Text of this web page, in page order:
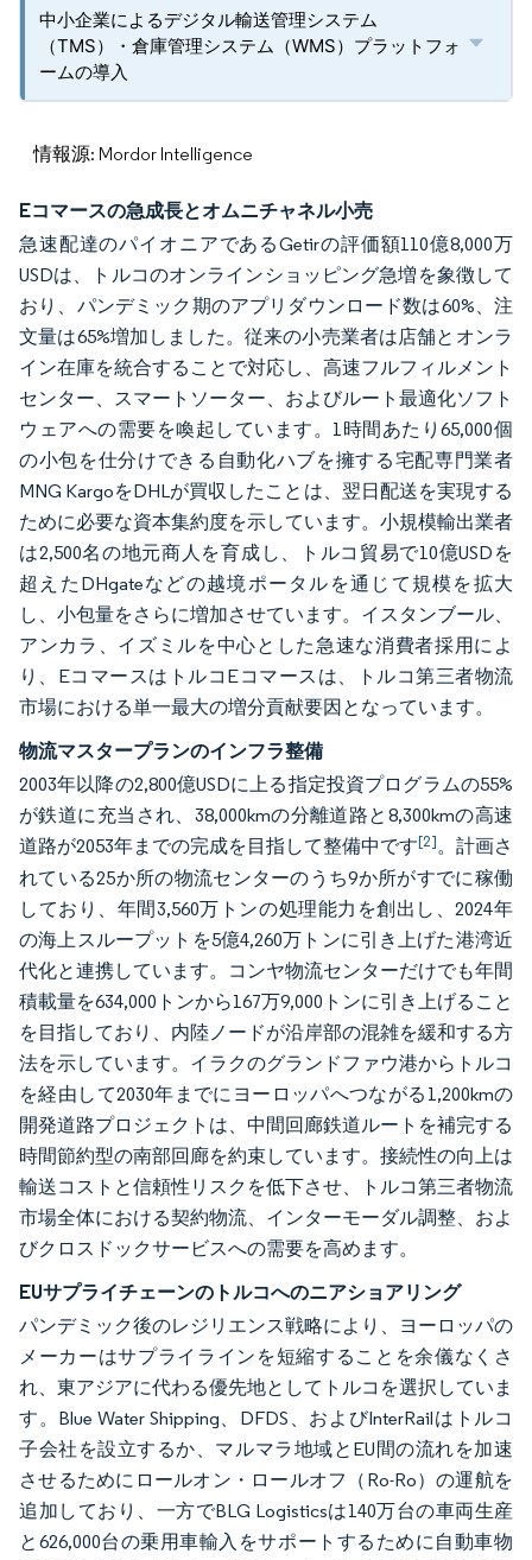
中小企業によるデジタル輸送管理システム
（TMS）・倉庫管理システム（WMS）プラットフォ
ームの導入
情報源: Mordor Intelligence
Eコマースの急成長とオムニチャネル小売
急速配達のパイオニアであるGetirの評価額110億8,000万
USDは、トルコのオンラインショッピング急増を象徴して
おり、パンデミック期のアプリダウンロード数は60%、注
文量は65%増加しました。従来の小売業者は店舗とオンラ
イン在庫を統合することで対応し、高速フルフィルメント
センター、スマートソーター、およびルート最適化ソフト
ウェアへの需要を喚起しています。1時間あたり65,000個
の小包を仕分けできる自動化ハブを擁する宅配専門業者
MNG KargoをDHLが買収したことは、翌日配送を実現する
ために必要な資本集約度を示しています。小規模輸出業者
は2,500名の地元商人を育成し、トルコ貿易で10億USDを
超えたDHgateなどの越境ポータルを通じて規模を拡大
し、小包量をさらに増加させています。イスタンブール、
アンカラ、イズミルを中心とした急速な消費者採用によ
り、EコマースはトルコEコマースは、トルコ第三者物流
市場における単一最大の増分貢献要因となっています。
物流マスタープランのインフラ整備
2003年以降の2,800億USDに上る指定投資プログラムの55%
が鉄道に充当され、38,000kmの分離道路と8,300kmの高速
道路が2053年までの完成を目指して整備中です[2]。計画さ
れている25か所の物流センターのうち9か所がすでに稼働
しており、年間3,560万トンの処理能力を創出し、2024年
の海上スループットを5億4,260万トンに引き上げた港湾近
代化と連携しています。コンヤ物流センターだけでも年間
積載量を634,000トンから167万9,000トンに引き上げること
を目指しており、内陸ノードが沿岸部の混雑を緩和する方
法を示しています。イラクのグランドファウ港からトルコ
を経由して2030年までにヨーロッパへつながる1,200kmの
開発道路プロジェクトは、中間回廊鉄道ルートを補完する
時間節約型の南部回廊を約束しています。接続性の向上は
輸送コストと信頼性リスクを低下させ、トルコ第三者物流
市場全体における契約物流、インターモーダル調整、およ
びクロスドックサービスへの需要を高めます。
EUサプライチェーンのトルコへのニアショアリング
パンデミック後のレジリエンス戦略により、ヨーロッパの
メーカーはサプライラインを短縮することを余儀なくさ
れ、東アジアに代わる優先地としてトルコを選択していま
す。Blue Water Shipping、DFDS、およびInterRailはトルコ
子会社を設立するか、マルマラ地域とEU間の流れを加速
させるためにロールオン・ロールオフ（Ro-Ro）の運航を
追加しており、一方でBLG Logisticsは140万台の車両生産
と626,000台の乗用車輸入をサポートするために自動車物